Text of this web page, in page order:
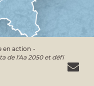
en action
de l'Aa 2050 et défi